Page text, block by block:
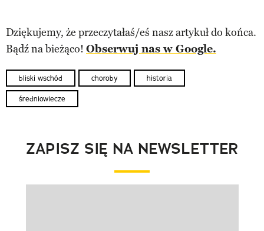
Dziękujemy, że przeczytałaś/eś nasz artykuł do końca.
Bądź na bieżąco! Obserwuj nas w Google.
bliski wschód choroby historia
średniowiecze
ZAPISZ SIĘ NA NEWSLETTER